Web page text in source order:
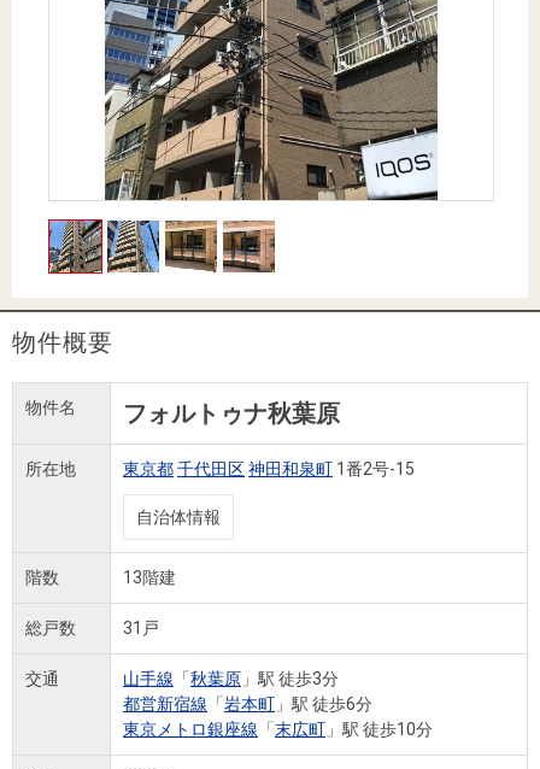
購入向け
サービス
住宅ロー
ンシミュ
レーショ
ン
住まい1プ
ラス（お
役立ちコ
ラム）
住まいと
暮らしの
税金の本
（電子ブ
ック）
購入ガイ
ド
住まいと
暮らしの
税金の本
（電子ブ
ック）
売却ガイ
ド
物件概要
物件名 フォルトゥナ秋葉原
所在地 東京都千代田区神田和泉町 1番2号-15
自治体情報
階数 13階建
総戸数 31戸
交通 山手線 「秋葉原 」駅 徒歩3分
都営新宿線 「岩本町 」駅 徒歩6分
東京メトロ銀座線 「末広町 」駅 徒歩10分